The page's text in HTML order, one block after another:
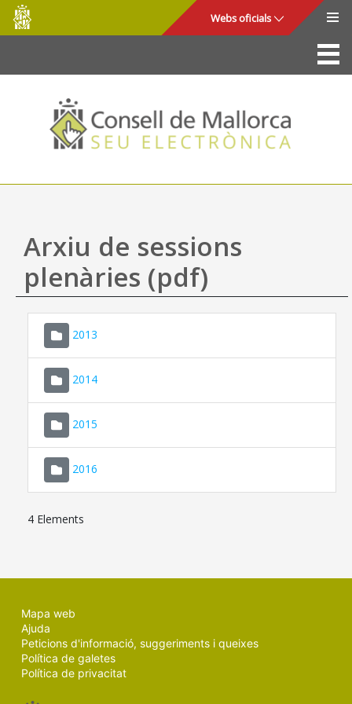
Salta al contingut principal
Consell
de
Mallorca
Webs oficials
La Seu
Consell de Mallorca
Accés i seguretat
Utilitats
Ajuda
Arxiu de sessions
plenàries (pdf)
2013
2014
2015
2016
4 Elements
Mapa web
Ajuda
Peticions d'informació, suggeriments i queixes
Política de galetes
Política de privacitat